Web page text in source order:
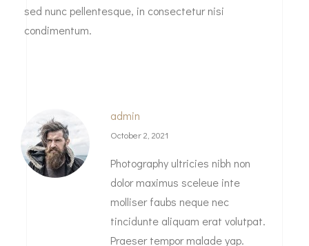
sed nunc pellentesque, in consectetur nisi
condimentum.
admin
October 2, 2021
Photography ultricies nibh non
dolor maximus sceleue inte
molliser faubs neque nec
tincidunte aliquam erat volutpat.
Praeser tempor malade yap.